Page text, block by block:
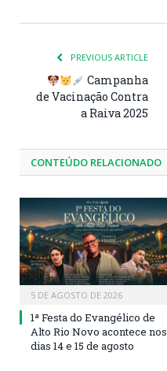
PREVIOUS ARTICLE
Campanha
de Vacinação Contra
a Raiva 2025
CONTEÚDO RELACIONADO
5 DE AGOSTO DE 2026
1ª Festa do Evangélico de
Alto Rio Novo acontece nos
dias 14 e 15 de agosto